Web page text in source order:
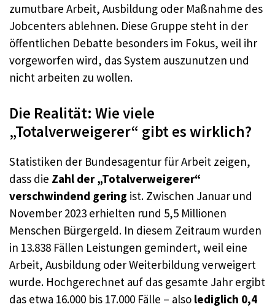
zumutbare Arbeit, Ausbildung oder Maßnahme des
Jobcenters ablehnen. Diese Gruppe steht in der
öffentlichen Debatte besonders im Fokus, weil ihr
vorgeworfen wird, das System auszunutzen und
nicht arbeiten zu wollen.
Die Realität: Wie viele
„Totalverweigerer“ gibt es wirklich?
Statistiken der Bundesagentur für Arbeit zeigen,
dass die Zahl der „Totalverweigerer“
verschwindend gering ist. Zwischen Januar und
November 2023 erhielten rund 5,5 Millionen
Menschen Bürgergeld. In diesem Zeitraum wurden
in 13.838 Fällen Leistungen gemindert, weil eine
Arbeit, Ausbildung oder Weiterbildung verweigert
wurde. Hochgerechnet auf das gesamte Jahr ergibt
das etwa 16.000 bis 17.000 Fälle – also lediglich 0,4